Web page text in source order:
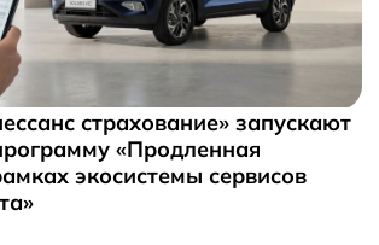
страхование» запускают
«Продленная
экосистемы сервисов